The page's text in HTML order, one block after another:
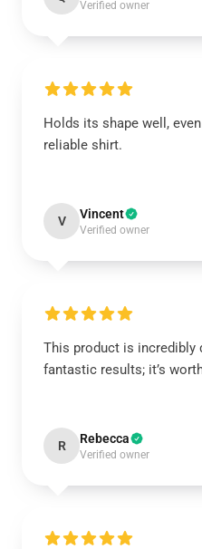
Verified owner
Holds its shape well,
reliable shirt.
V Vincent
Verified owner
This product is incredibly
fantastic results; it’s
R Rebecca
Verified owner